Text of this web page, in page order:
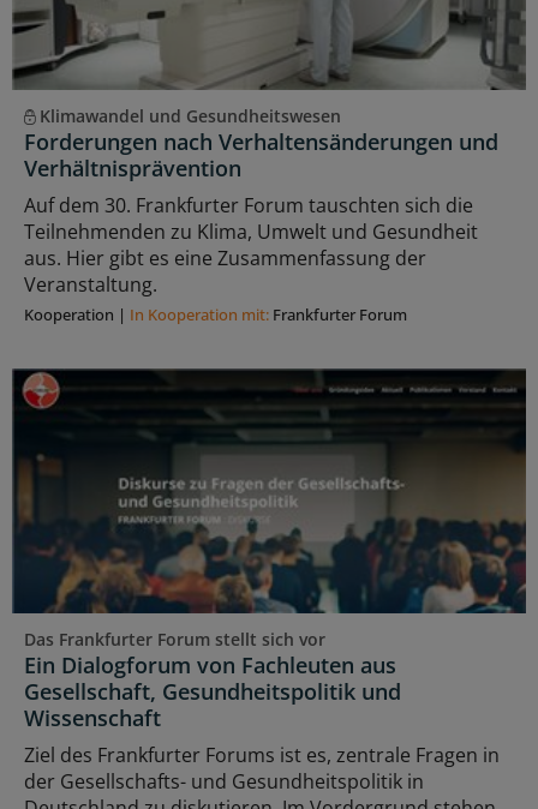
Klimawandel und Gesundheitswesen
Forderungen nach Verhaltensänderungen und
Verhältnisprävention
Auf dem 30. Frankfurter Forum tauschten sich die
Teilnehmenden zu Klima, Umwelt und Gesundheit
aus. Hier gibt es eine Zusammenfassung der
Veranstaltung.
Kooperation | In Kooperation mit: Frankfurter Forum
Das Frankfurter Forum stellt sich vor
Ein Dialogforum von Fachleuten aus
Gesellschaft, Gesundheitspolitik und
Wissenschaft
Ziel des Frankfurter Forums ist es, zentrale Fragen in
der Gesellschafts- und Gesundheitspolitik in